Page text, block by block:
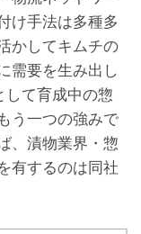
け手法は多種多
かしてキムチの
需要を生み出し
して育成中の惣
う一つの強みで
、漬物業界・惣
有するのは同社